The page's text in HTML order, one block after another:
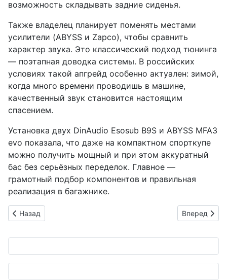
возможность складывать задние сиденья.
Также владелец планирует поменять местами
усилители (ABYSS и Zapco), чтобы сравнить
характер звука. Это классический подход тюнинга
— поэтапная доводка системы. В российских
условиях такой апгрейд особенно актуален: зимой,
когда много времени проводишь в машине,
качественный звук становится настоящим
спасением.
Установка двух DinAudio Esosub B9S и ABYSS MFA3
evo показала, что даже на компактном спорткупе
можно получить мощный и при этом аккуратный
бас без серьёзных переделок. Главное —
грамотный подбор компонентов и правильная
реализация в багажнике.
Предыдущий: Японские тюнеры построили уникальный EV
Назад Следующий:
Вперед